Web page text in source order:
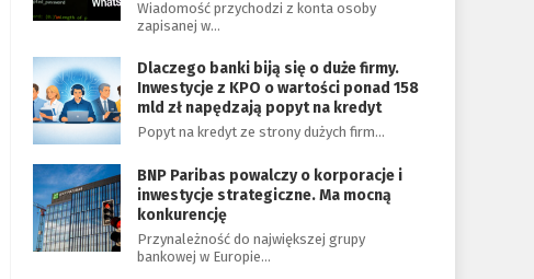
Wiadomość przychodzi z konta osoby
zapisanej w…
Dlaczego banki biją się o duże firmy.
Inwestycje z KPO o wartości ponad 158
mld zł napędzają popyt na kredyt
Popyt na kredyt ze strony dużych firm…
BNP Paribas powalczy o korporacje i
inwestycje strategiczne. Ma mocną
konkurencję
Przynależność do największej grupy
bankowej w Europie…